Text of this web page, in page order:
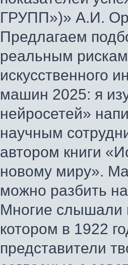
ГРУПП»)» А.И.
Предлагаем
реальным
искусственного
машин 2025: я
нейросетей»
научным
автором книги
новому миру».
можно разбить
Многие слышали
котором в 1922
представители